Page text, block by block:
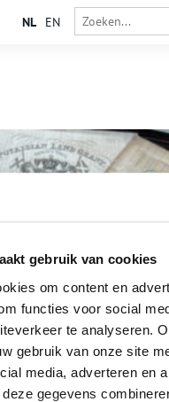
gebruik van cookies
om content en
functies voor social
te analyseren.
gebruik van onze site
media, adverteren en
gegevens
NL EN
het Regionaal Archief
uit de collectie in de
eeuwse bewijzen
land Poyais.